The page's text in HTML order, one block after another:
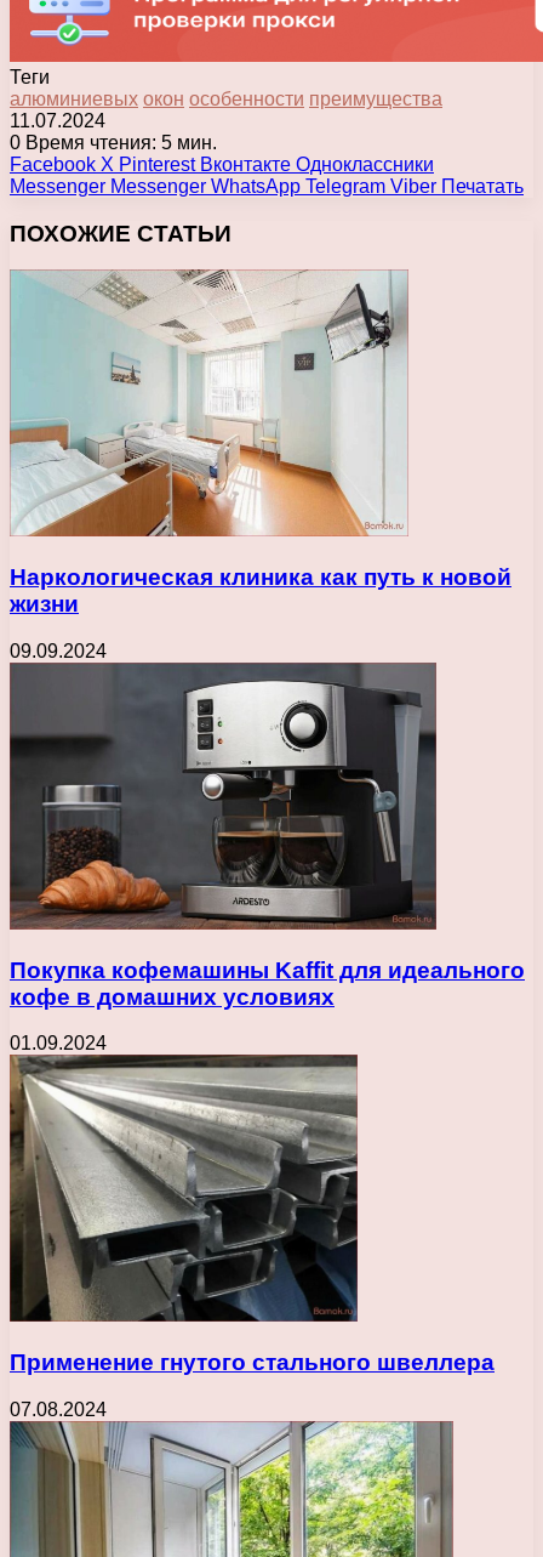
Теги
алюминиевых окон особенности преимущества
11.07.2024
0 Время чтения: 5 мин.
Facebook X Pinterest Вконтакте Одноклассники
Messenger Messenger WhatsApp Telegram Viber Печатать
ПОХОЖИЕ СТАТЬИ
Наркологическая клиника как путь к новой
жизни
09.09.2024
Покупка кофемашины Kaffit для идеального
кофе в домашних условиях
01.09.2024
Применение гнутого стального швеллера
07.08.2024